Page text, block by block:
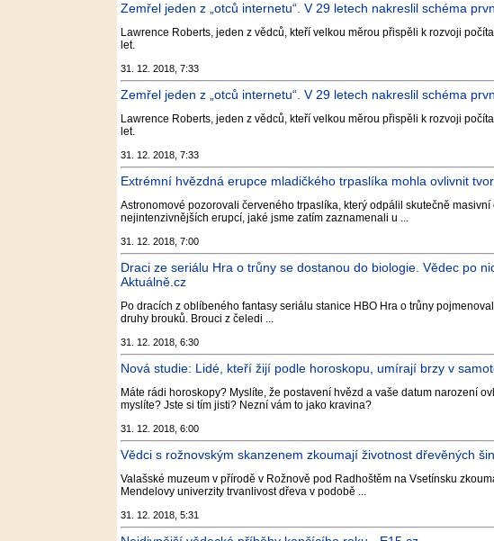
Zemřel jeden z „otců internetu“. V 29 letech nakreslil schéma
Lawrence Roberts, jeden z vědců, kteří velkou měrou přispěli k rozvoji
let.
31. 12. 2018, 7:33
Zemřel jeden z „otců internetu“. V 29 letech nakreslil schéma
Lawrence Roberts, jeden z vědců, kteří velkou měrou přispěli k rozvoji
let.
31. 12. 2018, 7:33
Extrémní hvězdná erupce mladičkého trpaslíka mohla ovlivnit
Astronomové pozorovali červeného trpaslíka, který odpálil skutečně masivní
nejintenzivnějších erupcí, jaké jsme zatím zaznamenali u ...
31. 12. 2018, 7:00
Draci ze seriálu Hra o trůny se dostanou do biologie. Vědec po
Aktuálně.cz
Po dracích z oblíbeného fantasy seriálu stanice HBO Hra o trůny
druhy brouků. Brouci z čeledi ...
31. 12. 2018, 6:30
Nová studie: Lidé, kteří žijí podle horoskopu, umírají brzy v
Máte rádi horoskopy? Myslíte, že postavení hvězd a vaše datum narození
myslíte? Jste si tím jisti? Nezní vám to jako kravina?
31. 12. 2018, 6:00
Vědci s rožnovským skanzenem zkoumají životnost dřevěných
Valašské muzeum v přírodě v Rožnově pod Radhoštěm na Vsetínsku
Mendelovy univerzity trvanlivost dřeva v podobě ...
31. 12. 2018, 5:31